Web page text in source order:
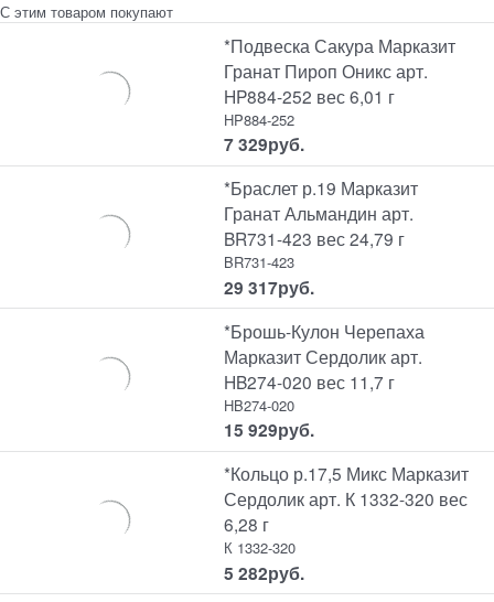
С этим товаром покупают
*Подвеска Сакура Марказит
Гранат Пироп Оникс арт.
HP884-252 вес 6,01 г
HP884-252
7 329руб.
*Браслет р.19 Марказит
Гранат Альмандин арт.
BR731-423 вес 24,79 г
BR731-423
29 317руб.
*Брошь-Кулон Черепаха
Марказит Сердолик арт.
HB274-020 вес 11,7 г
HB274-020
15 929руб.
*Кольцо р.17,5 Микс Марказит
Сердолик арт. К 1332-320 вес
6,28 г
К 1332-320
5 282руб.